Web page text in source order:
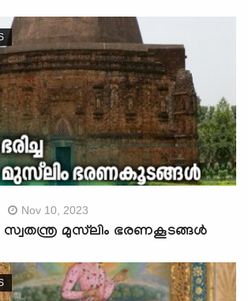
Nov 10, 2023
സ്വതന്ത്ര മുസ്‍ലിം ഭരണകൂടങ്ങള്‍